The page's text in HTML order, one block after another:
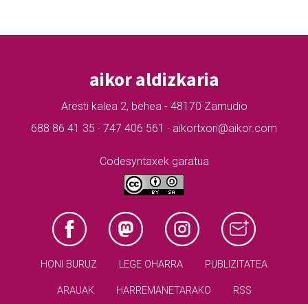
aikor aldizkaria
Aresti kalea 2, behea - 48170 Zamudio
688 86 41 35 · 747 406 561 · aikortxori@aikor.com
Codesyntaxek garatua
HONI BURUZ LEGE OHARRA PUBLIZITATEA
ARAUAK HARREMANETARAKO RSS